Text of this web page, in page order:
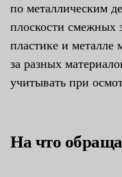
по металлическим
плоскости смежных
пластике и металле
за разных
учитывать при
На что